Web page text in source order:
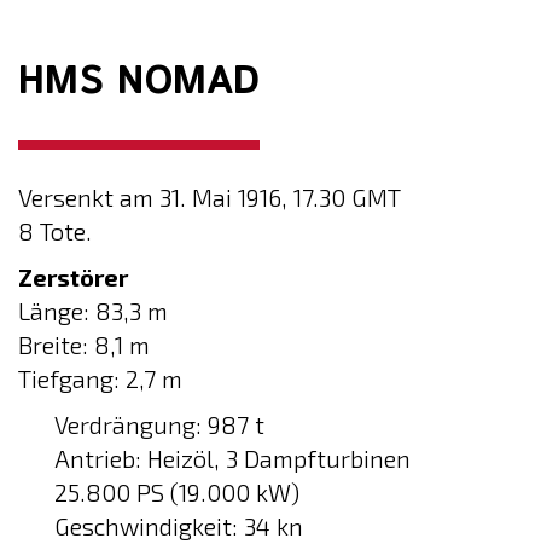
HMS NOMAD
Versenkt am 31. Mai 1916, 17.30 GMT
8 Tote.
Zerstörer
Länge: 83,3 m
Breite: 8,1 m
Tiefgang: 2,7 m
Verdrängung: 987 t
Antrieb: Heizöl, 3 Dampfturbinen
25.800 PS (19.000 kW)
Geschwindigkeit: 34 kn